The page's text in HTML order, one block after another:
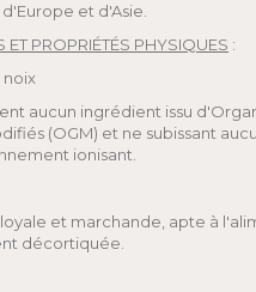
et d'Asie.
ET PROPRIÉTÉS PHYSIQUES :
noix
aucun ingrédient issu
(OGM) et ne subissant
ionisant.
et marchande, apte à
décortiquée.